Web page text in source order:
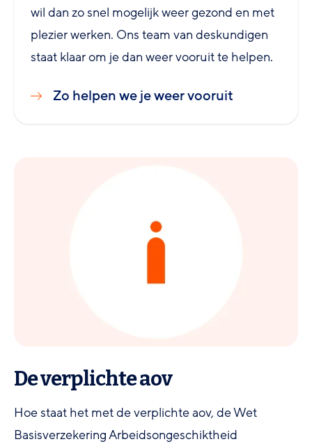
wil dan zo snel mogelijk weer gezond en met
plezier werken. Ons team van deskundigen
staat klaar om je dan weer vooruit te helpen.
Zo helpen we je weer vooruit
De verplichte aov
Hoe staat het met de verplichte aov, de Wet
Basisverzekering Arbeidsongeschiktheid